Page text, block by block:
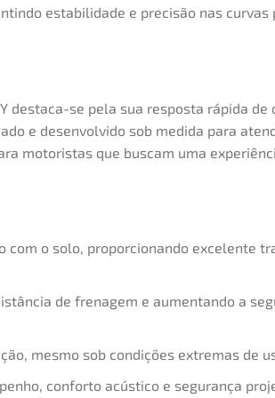
estabilidade e precisão nas curvas
destaca-se pela sua resposta rápida de
e desenvolvido sob medida para
motoristas que buscam uma
o solo, proporcionando excelente
de frenagem e aumentando a
mesmo sob condições extremas de
conforto acústico e segurança